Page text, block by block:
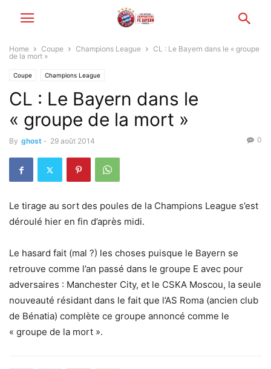
Home Coupe Champions League
CL : Le Bayern dans le « groupe
de la mort »
Coupe Champions League
CL : Le Bayern dans le
« groupe de la mort »
By ghost - 29 août 2014 0
Le tirage au sort des poules de la Champions League s’est
déroulé hier en fin d’après midi.
Le hasard fait (mal ?) les choses puisque le Bayern se
retrouve comme l’an passé dans le groupe E avec pour
adversaires : Manchester City, et le CSKA Moscou, la seule
nouveauté résidant dans le fait que l’AS Roma (ancien club
de Bénatia) complète ce groupe annoncé comme le
« groupe de la mort ».